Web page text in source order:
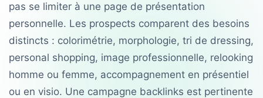
pas se limiter à une page de présentation
personnelle. Les prospects comparent des besoins
distincts : colorimétrie, morphologie, tri de dressing,
personal shopping, image professionnelle, relooking
homme ou femme, accompagnement en présentiel
ou en visio. Une campagne backlinks est pertinente